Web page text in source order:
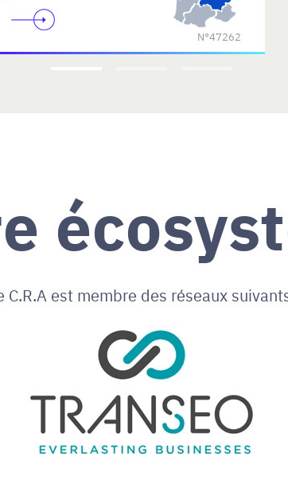
N°47262
C.R.A est membre des réseaux